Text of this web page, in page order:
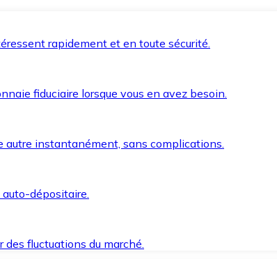
rapidement et en toute sécurité.
fiduciaire lorsque vous en avez besoin.
autre instantanément, sans complications.
dépositaire.
fluctuations du marché.